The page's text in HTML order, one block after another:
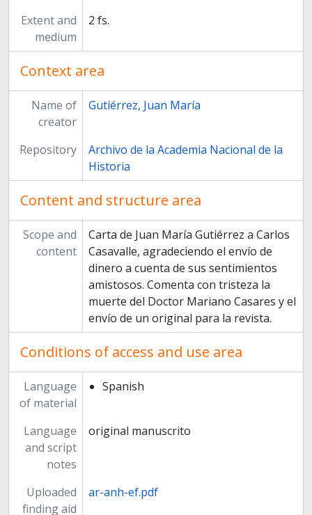
Extent and
medium
2 fs.
Context area
Name of
creator
Gutiérrez, Juan María
Repository
Archivo de la Academia Nacional de la
Historia
Content and structure area
Scope and
content
Carta de Juan María Gutiérrez a Carlos
Casavalle, agradeciendo el envío de
dinero a cuenta de sus senti­mientos
amistosos. Comenta con tristeza la
muerte del Doctor Mariano Casares y el
envío de un original para la revista.
Conditions of access and use area
Language
of material
Spanish
Language
and script
notes
original manuscrito
Uploaded
finding aid
ar-anh-ef.pdf